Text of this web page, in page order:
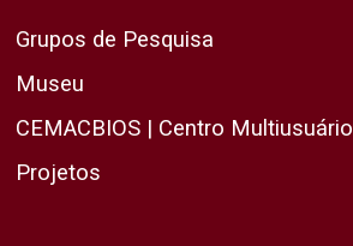
Grupos de Pesquisa
Museu
CEMACBIOS | Centro Multiusuário
Projetos